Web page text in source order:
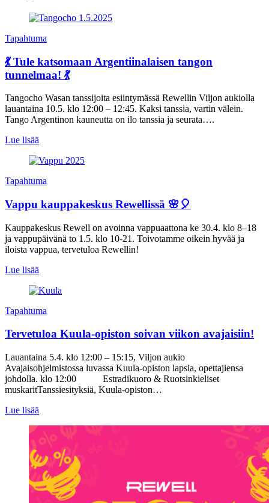
Tapahtuma
💃 Tule katsomaan Argentiinalaisen tangon
tunnelmaa! 💃
Tangocho Wasan tanssijoita esiintymässä Rewellin Viljon aukiolla
lauantaina 10.5. klo 12:00 – 12:45. Kaksi tanssia, vartin välein.
Tango Argentinon kauneutta on ilo tanssia ja seurata….
Lue lisää
Tapahtuma
Vappu kauppakeskus Rewellissä 🌸🎈
Kauppakeskus Rewell on avoinna vappuaattona ke 30.4. klo 8–18
ja vappupäivänä to 1.5. klo 10-21. Toivotamme oikein hyvää ja
iloista vappua, tervetuloa Rewellin!
Lue lisää
Tapahtuma
Tervetuloa Kuula-opiston soivan viikon avajaisiin!
Lauantaina 5.4. klo 12:00 – 15:15, Viljon aukio
Avajaisohjelmistossa luvassa Kuula-opiston lapsia, opettajiensa
johdolla. klo 12:00 Estradikuoro & Ruotsinkieliset
muskaritTanssiesityksiä, Kuula-opiston…
Lue lisää